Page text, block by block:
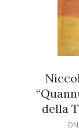
della
ON: